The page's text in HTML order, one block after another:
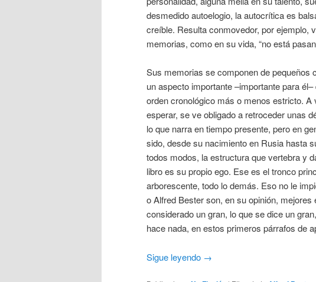
desmedido autoelogio, la autocrítica es
creíble. Resulta conmovedor, por ejemplo,
memorias, como en su vida, “no está
Sus memorias se componen de pequeños
un aspecto importante –importante para
orden cronológico más o menos estricto.
esperar, se ve obligado a retroceder unas
lo que narra en tiempo presente, pero en
sido, desde su nacimiento en Rusia hasta
todos modos, la estructura que vertebra y
libro es su propio ego. Ese es el tronco
arborescente, todo lo demás. Eso no le
o Alfred Bester son, en su opinión,
considerado un gran, lo que se dice un
hace nada, en estos primeros párrafos de
Sigue leyendo →